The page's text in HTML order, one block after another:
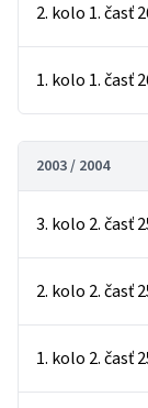
2. kolo 1. časť
1. kolo 1. časť
2003 / 2004
3. kolo 2. časť
2. kolo 2. časť
1. kolo 2. časť